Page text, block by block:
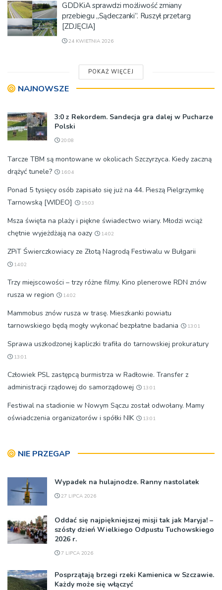
GDDKiA sprawdzi możliwość zmiany
przebiegu „Sądeczanki”. Ruszył przetarg
[ZDJĘCIA]
24 KWIETNIA 2026
POKAŻ WIĘCEJ
NAJNOWSZE
3:0 z Rekordem. Sandecja gra dalej w Pucharze
Polski
20:08
Tarcze TBM są montowane w okolicach Szczyrzyca. Kiedy zaczną
drążyć tunele?
16:04
Ponad 5 tysięcy osób zapisało się już na 44. Pieszą Pielgrzymkę
Tarnowską [WIDEO]
15:03
Msza święta na plaży i piękne świadectwo wiary. Młodzi wciąż
chętnie wyjeżdżają na oazy
14:02
ZPiT Świerczkowiacy ze Złotą Nagrodą Festiwalu w Bułgarii
14:02
Trzy miejscowości – trzy różne filmy. Kino plenerowe RDN znów
rusza w region
14:02
Mammobus znów rusza w trasę. Mieszkanki powiatu
tarnowskiego będą mogły wykonać bezpłatne badania
13:01
Sprawa uszkodzonej kapliczki trafiła do tarnowskiej prokuratury
13:01
Człowiek PSL zastępcą burmistrza w Radłowie. Transfer z
administracji rządowej do samorządowej
13:01
Festiwal na stadionie w Nowym Sączu został odwołany. Mamy
oświadczenia organizatorów i spółki NIK
13:01
NIE PRZEGAP
Wypadek na hulajnodze. Ranny nastolatek
27 LIPCA 2026
Oddać się najpiękniejszej misji tak jak Maryja! –
szósty dzień Wielkiego Odpustu Tuchowskiego
2026 r.
7 LIPCA 2026
Posprzątają brzegi rzeki Kamienica w Szczawie.
Każdy może się włączyć